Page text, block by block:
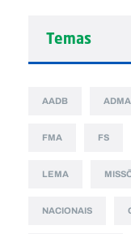
Temas
AADB ADMA
FMA FS
LEMA
NACIONAIS